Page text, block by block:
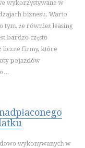
wykorzystywane w
biznesu. Warto
tym, że również leasing
bardzo często
liczne firmy, które
pojazdów
wykonywanych w